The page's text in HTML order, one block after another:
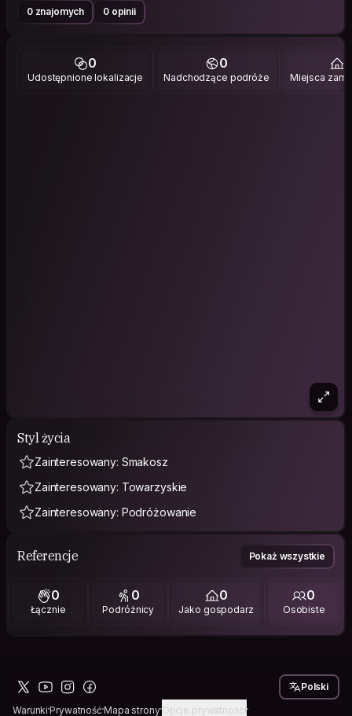
0 znajomych 0 opinii
0
Udostępnione lokalizacje
0
Nadchodzące podróże Miejsca
Styl życia
Zainteresowany: Smakosz
Zainteresowany: Towarzyskie
Zainteresowany: Podróżowanie
Referencje Pokaż wszystkie
0
Łącznie
0
Podróżnicy
0
Jako gospodarz
0
Osobiste
WarunkiPrywatnośćMapa stronyOpcje prywatności
Polski